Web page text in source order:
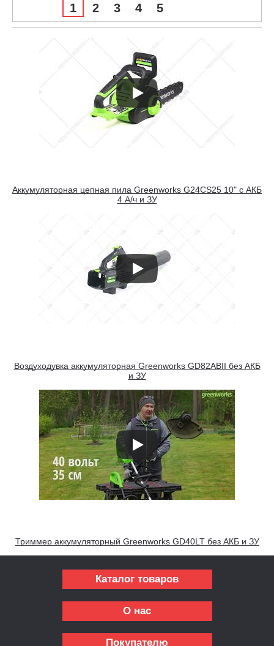
1 2 3 4 5
Аккумуляторная цепная пила Greenworks G24CS25 10" c АКБ
4 А/ч и ЗУ
Воздуходувка аккумуляторная Greenworks GD82ABII без АКБ
и ЗУ
Триммер аккумуляторный Greenworks GD40LT без АКБ и ЗУ
Каталог товаров
О нас
Покупателю